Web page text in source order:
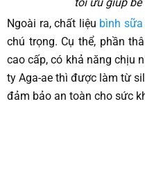
Ngoài ra, chất liệu bình sữa
chú trọng. Cụ thể, phần
cao cấp, có khả năng chịu
ty Aga-ae thì được làm từ
đảm bảo an toàn cho sức